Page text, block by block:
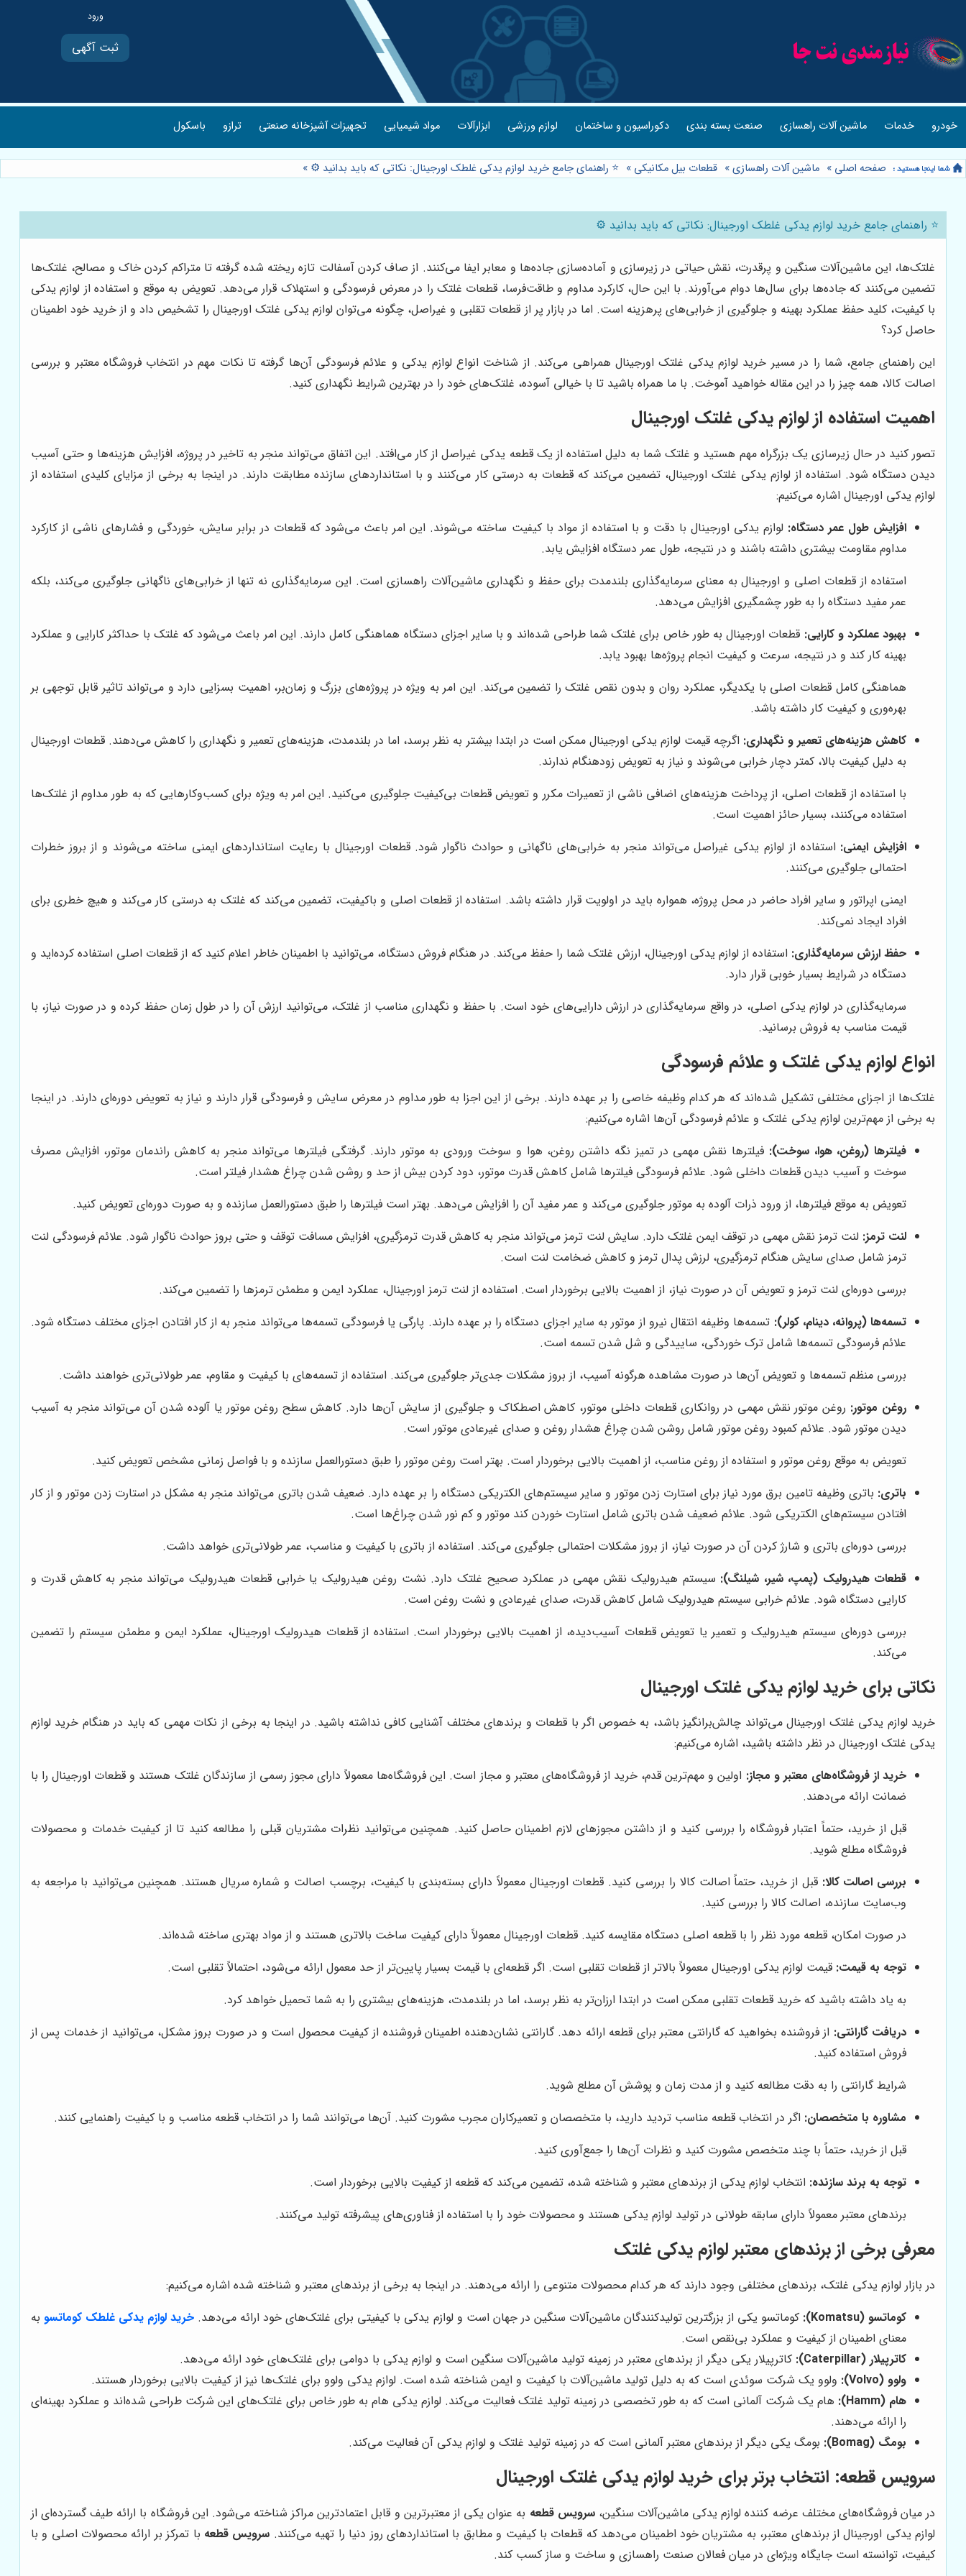
ثبت آگهی
خودرو خدمات ماشین آلات راهسازی صنعت بسته بندی دکوراسیون و ساختمان لوازم ورزشی ابزارآلات مواد شیمیایی تجهیزات آشپزخانه صنعتی ترازو باسکول
صفحه اصلی » ماشین آلات راهسازی» قطعات بیل مکانیکی » ⭐️ راهنمای جامع خرید لوازم یدکی غلطک اورجینال: نکاتی که باید بدانید ⚙️ »
⭐️ راهنمای جامع خرید لوازم یدکی غلطک اورجینال: نکاتی که باید بدانید ⚙️
غلتک‌ها، این ماشین‌آلات سنگین و پرقدرت، نقش حیاتی در زیرسازی و آماده‌سازی جاده‌ها و معابر ایفا می‌کنند. از صاف کردن آسفالت تازه ریخته شده گرفته تا متراکم کردن خاک و مصالح، غلتک‌ها
تضمین می‌کنند که جاده‌ها برای سال‌ها دوام می‌آورند. با این حال، کارکرد مداوم و طاقت‌فرسا، قطعات غلتک را در معرض فرسودگی و استهلاک قرار می‌دهد. تعویض به موقع و استفاده از لوازم یدکی
با کیفیت، کلید حفظ عملکرد بهینه و جلوگیری از خرابی‌های پرهزینه است. اما در بازار پر از قطعات تقلبی و غیراصل، چگونه می‌توان لوازم یدکی غلتک اورجینال را تشخیص داد و از خرید خود اطمینان
حاصل کرد؟
این راهنمای جامع، شما را در مسیر خرید لوازم یدکی غلتک اورجینال همراهی می‌کند. از شناخت انواع لوازم یدکی و علائم فرسودگی آن‌ها گرفته تا نکات مهم در انتخاب فروشگاه معتبر و بررسی
اصالت کالا، همه چیز را در این مقاله خواهید آموخت. با ما همراه باشید تا با خیالی آسوده، غلتک‌های خود را در بهترین شرایط نگهداری کنید.
اهمیت استفاده از لوازم یدکی غلتک اورجینال
تصور کنید در حال زیرسازی یک بزرگراه مهم هستید و غلتک شما به دلیل استفاده از یک قطعه یدکی غیراصل از کار می‌افتد. این اتفاق می‌تواند منجر به تاخیر در پروژه، افزایش هزینه‌ها و حتی آسیب
دیدن دستگاه شود. استفاده از لوازم یدکی غلتک اورجینال، تضمین می‌کند که قطعات به درستی کار می‌کنند و با استانداردهای سازنده مطابقت دارند. در اینجا به برخی از مزایای کلیدی استفاده از
لوازم یدکی اورجینال اشاره می‌کنیم:
افزایش طول عمر دستگاه: لوازم یدکی اورجینال با دقت و با استفاده از مواد با کیفیت ساخته می‌شوند. این امر باعث می‌شود که قطعات در برابر سایش، خوردگی و فشارهای ناشی از کارکرد
مداوم مقاومت بیشتری داشته باشند و در نتیجه، طول عمر دستگاه افزایش یابد.
استفاده از قطعات اصلی و اورجینال به معنای سرمایه‌گذاری بلندمدت برای حفظ و نگهداری ماشین‌آلات راهسازی است. این سرمایه‌گذاری نه تنها از خرابی‌های ناگهانی جلوگیری می‌کند، بلکه
عمر مفید دستگاه را به طور چشمگیری افزایش می‌دهد.
بهبود عملکرد و کارایی: قطعات اورجینال به طور خاص برای غلتک شما طراحی شده‌اند و با سایر اجزای دستگاه هماهنگی کامل دارند. این امر باعث می‌شود که غلتک با حداکثر کارایی و عملکرد
بهینه کار کند و در نتیجه، سرعت و کیفیت انجام پروژه‌ها بهبود یابد.
هماهنگی کامل قطعات اصلی با یکدیگر، عملکرد روان و بدون نقص غلتک را تضمین می‌کند. این امر به ویژه در پروژه‌های بزرگ و زمان‌بر، اهمیت بسزایی دارد و می‌تواند تاثیر قابل توجهی بر
بهره‌وری و کیفیت کار داشته باشد.
کاهش هزینه‌های تعمیر و نگهداری: اگرچه قیمت لوازم یدکی اورجینال ممکن است در ابتدا بیشتر به نظر برسد، اما در بلندمدت، هزینه‌های تعمیر و نگهداری را کاهش می‌دهند. قطعات اورجینال
به دلیل کیفیت بالا، کمتر دچار خرابی می‌شوند و نیاز به تعویض زودهنگام ندارند.
با استفاده از قطعات اصلی، از پرداخت هزینه‌های اضافی ناشی از تعمیرات مکرر و تعویض قطعات بی‌کیفیت جلوگیری می‌کنید. این امر به ویژه برای کسب‌وکارهایی که به طور مداوم از غلتک‌ها
استفاده می‌کنند، بسیار حائز اهمیت است.
افزایش ایمنی: استفاده از لوازم یدکی غیراصل می‌تواند منجر به خرابی‌های ناگهانی و حوادث ناگوار شود. قطعات اورجینال با رعایت استانداردهای ایمنی ساخته می‌شوند و از بروز خطرات
احتمالی جلوگیری می‌کنند.
ایمنی اپراتور و سایر افراد حاضر در محل پروژه، همواره باید در اولویت قرار داشته باشد. استفاده از قطعات اصلی و باکیفیت، تضمین می‌کند که غلتک به درستی کار می‌کند و هیچ خطری برای
افراد ایجاد نمی‌کند.
حفظ ارزش سرمایه‌گذاری: استفاده از لوازم یدکی اورجینال، ارزش غلتک شما را حفظ می‌کند. در هنگام فروش دستگاه، می‌توانید با اطمینان خاطر اعلام کنید که از قطعات اصلی استفاده کرده‌اید و
دستگاه در شرایط بسیار خوبی قرار دارد.
سرمایه‌گذاری در لوازم یدکی اصلی، در واقع سرمایه‌گذاری در ارزش دارایی‌های خود است. با حفظ و نگهداری مناسب از غلتک، می‌توانید ارزش آن را در طول زمان حفظ کرده و در صورت نیاز، با
قیمت مناسب به فروش برسانید.
انواع لوازم یدکی غلتک و علائم فرسودگی
غلتک‌ها از اجزای مختلفی تشکیل شده‌اند که هر کدام وظیفه خاصی را بر عهده دارند. برخی از این اجزا به طور مداوم در معرض سایش و فرسودگی قرار دارند و نیاز به تعویض دوره‌ای دارند. در اینجا
به برخی از مهم‌ترین لوازم یدکی غلتک و علائم فرسودگی آن‌ها اشاره می‌کنیم:
فیلترها (روغن، هوا، سوخت): فیلترها نقش مهمی در تمیز نگه داشتن روغن، هوا و سوخت ورودی به موتور دارند. گرفتگی فیلترها می‌تواند منجر به کاهش راندمان موتور، افزایش مصرف
سوخت و آسیب دیدن قطعات داخلی شود. علائم فرسودگی فیلترها شامل کاهش قدرت موتور، دود کردن بیش از حد و روشن شدن چراغ هشدار فیلتر است.
تعویض به موقع فیلترها، از ورود ذرات آلوده به موتور جلوگیری می‌کند و عمر مفید آن را افزایش می‌دهد. بهتر است فیلترها را طبق دستورالعمل سازنده و به صورت دوره‌ای تعویض کنید.
لنت ترمز: لنت ترمز نقش مهمی در توقف ایمن غلتک دارد. سایش لنت ترمز می‌تواند منجر به کاهش قدرت ترمزگیری، افزایش مسافت توقف و حتی بروز حوادث ناگوار شود. علائم فرسودگی لنت
ترمز شامل صدای سایش هنگام ترمزگیری، لرزش پدال ترمز و کاهش ضخامت لنت است.
بررسی دوره‌ای لنت ترمز و تعویض آن در صورت نیاز، از اهمیت بالایی برخوردار است. استفاده از لنت ترمز اورجینال، عملکرد ایمن و مطمئن ترمزها را تضمین می‌کند.
تسمه‌ها (پروانه، دینام، کولر): تسمه‌ها وظیفه انتقال نیرو از موتور به سایر اجزای دستگاه را بر عهده دارند. پارگی یا فرسودگی تسمه‌ها می‌تواند منجر به از کار افتادن اجزای مختلف دستگاه شود.
علائم فرسودگی تسمه‌ها شامل ترک خوردگی، ساییدگی و شل شدن تسمه است.
بررسی منظم تسمه‌ها و تعویض آن‌ها در صورت مشاهده هرگونه آسیب، از بروز مشکلات جدی‌تر جلوگیری می‌کند. استفاده از تسمه‌های با کیفیت و مقاوم، عمر طولانی‌تری خواهند داشت.
روغن موتور: روغن موتور نقش مهمی در روانکاری قطعات داخلی موتور، کاهش اصطکاک و جلوگیری از سایش آن‌ها دارد. کاهش سطح روغن موتور یا آلوده شدن آن می‌تواند منجر به آسیب
دیدن موتور شود. علائم کمبود روغن موتور شامل روشن شدن چراغ هشدار روغن و صدای غیرعادی موتور است.
تعویض به موقع روغن موتور و استفاده از روغن مناسب، از اهمیت بالایی برخوردار است. بهتر است روغن موتور را طبق دستورالعمل سازنده و با فواصل زمانی مشخص تعویض کنید.
باتری: باتری وظیفه تامین برق مورد نیاز برای استارت زدن موتور و سایر سیستم‌های الکتریکی دستگاه را بر عهده دارد. ضعیف شدن باتری می‌تواند منجر به مشکل در استارت زدن موتور و از کار
افتادن سیستم‌های الکتریکی شود. علائم ضعیف شدن باتری شامل استارت خوردن کند موتور و کم نور شدن چراغ‌ها است.
بررسی دوره‌ای باتری و شارژ کردن آن در صورت نیاز، از بروز مشکلات احتمالی جلوگیری می‌کند. استفاده از باتری با کیفیت و مناسب، عمر طولانی‌تری خواهد داشت.
قطعات هیدرولیک (پمپ، شیر، شیلنگ): سیستم هیدرولیک نقش مهمی در عملکرد صحیح غلتک دارد. نشت روغن هیدرولیک یا خرابی قطعات هیدرولیک می‌تواند منجر به کاهش قدرت و
کارایی دستگاه شود. علائم خرابی سیستم هیدرولیک شامل کاهش قدرت، صدای غیرعادی و نشت روغن است.
بررسی دوره‌ای سیستم هیدرولیک و تعمیر یا تعویض قطعات آسیب‌دیده، از اهمیت بالایی برخوردار است. استفاده از قطعات هیدرولیک اورجینال، عملکرد ایمن و مطمئن سیستم را تضمین
می‌کند.
نکاتی برای خرید لوازم یدکی غلتک اورجینال
خرید لوازم یدکی غلتک اورجینال می‌تواند چالش‌برانگیز باشد، به خصوص اگر با قطعات و برندهای مختلف آشنایی کافی نداشته باشید. در اینجا به برخی از نکات مهمی که باید در هنگام خرید لوازم
یدکی غلتک اورجینال در نظر داشته باشید، اشاره می‌کنیم:
خرید از فروشگاه‌های معتبر و مجاز: اولین و مهم‌ترین قدم، خرید از فروشگاه‌های معتبر و مجاز است. این فروشگاه‌ها معمولاً دارای مجوز رسمی از سازندگان غلتک هستند و قطعات اورجینال را با
ضمانت ارائه می‌دهند.
قبل از خرید، حتماً اعتبار فروشگاه را بررسی کنید و از داشتن مجوزهای لازم اطمینان حاصل کنید. همچنین می‌توانید نظرات مشتریان قبلی را مطالعه کنید تا از کیفیت خدمات و محصولات
فروشگاه مطلع شوید.
بررسی اصالت کالا: قبل از خرید، حتماً اصالت کالا را بررسی کنید. قطعات اورجینال معمولاً دارای بسته‌بندی با کیفیت، برچسب اصالت و شماره سریال هستند. همچنین می‌توانید با مراجعه به
وب‌سایت سازنده، اصالت کالا را بررسی کنید.
در صورت امکان، قطعه مورد نظر را با قطعه اصلی دستگاه مقایسه کنید. قطعات اورجینال معمولاً دارای کیفیت ساخت بالاتری هستند و از مواد بهتری ساخته شده‌اند.
توجه به قیمت: قیمت لوازم یدکی اورجینال معمولاً بالاتر از قطعات تقلبی است. اگر قطعه‌ای با قیمت بسیار پایین‌تر از حد معمول ارائه می‌شود، احتمالاً تقلبی است.
به یاد داشته باشید که خرید قطعات تقلبی ممکن است در ابتدا ارزان‌تر به نظر برسد، اما در بلندمدت، هزینه‌های بیشتری را به شما تحمیل خواهد کرد.
دریافت گارانتی: از فروشنده بخواهید که گارانتی معتبر برای قطعه ارائه دهد. گارانتی نشان‌دهنده اطمینان فروشنده از کیفیت محصول است و در صورت بروز مشکل، می‌توانید از خدمات پس از
فروش استفاده کنید.
شرایط گارانتی را به دقت مطالعه کنید و از مدت زمان و پوشش آن مطلع شوید.
مشاوره با متخصصان: اگر در انتخاب قطعه مناسب تردید دارید، با متخصصان و تعمیرکاران مجرب مشورت کنید. آن‌ها می‌توانند شما را در انتخاب قطعه مناسب و با کیفیت راهنمایی کنند.
قبل از خرید، حتماً با چند متخصص مشورت کنید و نظرات آن‌ها را جمع‌آوری کنید.
توجه به برند سازنده: انتخاب لوازم یدکی از برندهای معتبر و شناخته شده، تضمین می‌کند که قطعه از کیفیت بالایی برخوردار است.
برندهای معتبر معمولاً دارای سابقه طولانی در تولید لوازم یدکی هستند و محصولات خود را با استفاده از فناوری‌های پیشرفته تولید می‌کنند.
معرفی برخی از برندهای معتبر لوازم یدکی غلتک
در بازار لوازم یدکی غلتک، برندهای مختلفی وجود دارند که هر کدام محصولات متنوعی را ارائه می‌دهند. در اینجا به برخی از برندهای معتبر و شناخته شده اشاره می‌کنیم:
کوماتسو (Komatsu):
کوماتسو یکی از بزرگترین تولیدکنندگان ماشین‌آلات سنگین در جهان است و لوازم یدکی با کیفیتی برای غلتک‌های خود ارائه می‌دهد. خرید لوازم یدکی غلطک کوماتسو به
معنای اطمینان از کیفیت و عملکرد بی‌نقص است.
کاترپیلار (Caterpillar):
کاترپیلار یکی دیگر از برندهای معتبر در زمینه تولید ماشین‌آلات سنگین است و لوازم یدکی با دوامی برای غلتک‌های خود ارائه می‌دهد.
ولوو (Volvo):
ولوو یک شرکت سوئدی است که به دلیل تولید ماشین‌آلات با کیفیت و ایمن شناخته شده است. لوازم یدکی ولوو برای غلتک‌ها نیز از کیفیت بالایی برخوردار هستند.
هام (Hamm):
هام یک شرکت آلمانی است که به طور تخصصی در زمینه تولید غلتک فعالیت می‌کند. لوازم یدکی هام به طور خاص برای غلتک‌های این شرکت طراحی شده‌اند و عملکرد بهینه‌ای
را ارائه می‌دهند.
بومگ (Bomag):
بومگ یکی دیگر از برندهای معتبر آلمانی است که در زمینه تولید غلتک و لوازم یدکی آن فعالیت می‌کند.
سرویس قطعه: انتخاب برتر برای خرید لوازم یدکی غلتک اورجینال
در میان فروشگاه‌های مختلف عرضه کننده لوازم یدکی ماشین‌آلات سنگین،سرویس قطعه به عنوان یکی از معتبرترین و قابل اعتمادترین مراکز شناخته می‌شود. این فروشگاه با ارائه طیف گسترده‌ای از
لوازم یدکی اورجینال از برندهای معتبر، به مشتریان خود اطمینان می‌دهد که قطعات با کیفیت و مطابق با استانداردهای روز دنیا را تهیه می‌کنند. سرویس قطعه با تمرکز بر ارائه محصولات اصلی و با
کیفیت، توانسته است جایگاه ویژه‌ای در میان فعالان صنعت راهسازی و ساخت و ساز کسب کند.